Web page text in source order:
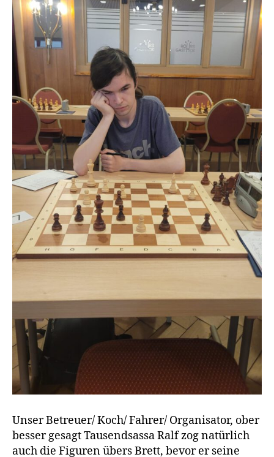
Unser Betreuer/ Koch/ Fahrer/ Organisator, ober
besser gesagt Tausendsassa Ralf zog natürlich
auch die Figuren übers Brett, bevor er seine